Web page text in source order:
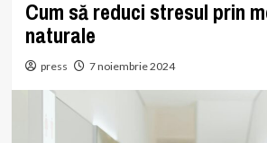
Cum să reduci stresul prin
naturale
press 7 noiembrie 2024